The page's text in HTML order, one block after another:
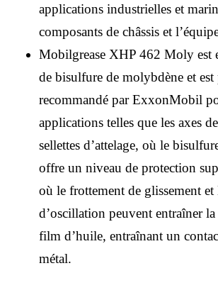
applications industrielles et
composants de châssis et
Mobilgrease XHP 462 Moly est
de bisulfure de molybdène et
recommandé par ExxonMobil
applications telles que les axes
sellettes d’attelage, où le
offre un niveau de protection
où le frottement de glissement
d’oscillation peuvent entraîner
film d’huile, entraînant un
métal.